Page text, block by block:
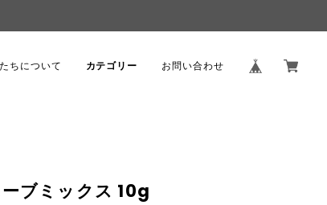
ちについて カテゴリー お問い合わせ
ブミックス 10g